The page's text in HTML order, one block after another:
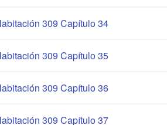
309 Capítulo 34
309 Capítulo 35
309 Capítulo 36
309 Capítulo 37